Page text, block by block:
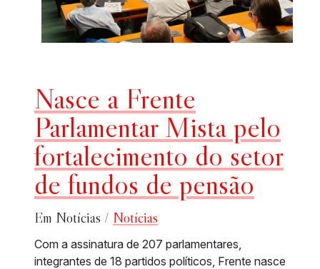
Nasce a Frente
Parlamentar Mista pelo
fortalecimento do setor
de fundos de pensão
Em Notícias / Notícias
Com a assinatura de 207 parlamentares,
integrantes de 18 partidos políticos, Frente nasce